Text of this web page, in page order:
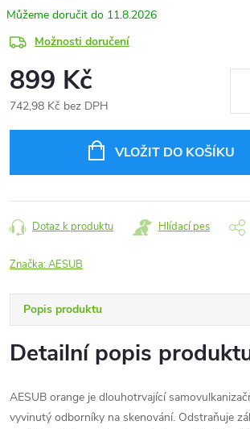
11.8.2026
Možnosti doručení
899 Kč
742,98 Kč bez DPH
VLOŽIT DO KOŠÍKU
Dotaz k produktu Hlídací pes
Značka:AESUB
Popis produktu
Detailní popis
AESUB orange je dlouhotrvající
vyvinutý odborníky na skenování. Odstraňuje